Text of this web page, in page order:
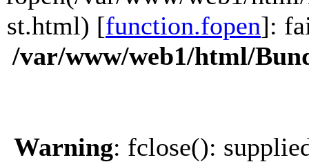
st.html) [function.fopen]:
/var/www/web1/html/
Warning: fclose():